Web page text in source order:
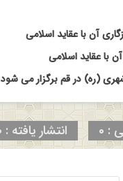
آن با عقاید اسلامی
با عقاید اسلامی
(ره) در قم برگزار می شود
: 0 انتشار یافته : 0